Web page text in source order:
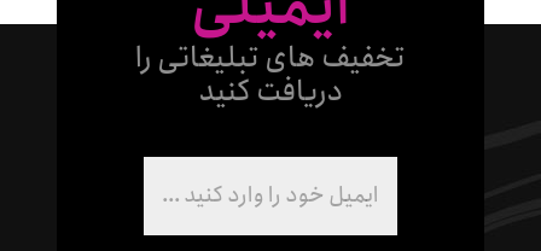
تخفیف های تبلیغاتی را
دریافت کنید